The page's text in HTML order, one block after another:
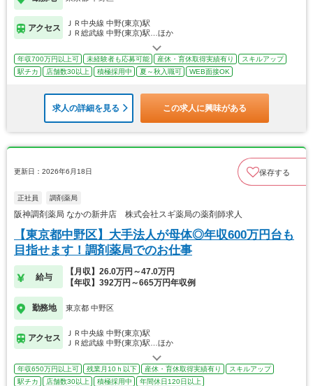
アクセス
ＪＲ中央線 中野(東京)駅
ＪＲ総武線 中野(東京)駅…ほか
年収700万円以上可 未経験者も応募可能 産休・育休取得実績有り
スキルアップ
駅チカ
店舗数30以上 積極採用中 夏～秋入職可 WEB面接OK
求人の詳細を見る この求人に興味がある
更新日：2026年6月18日 保存する
正社員 調剤薬局
阪神調剤薬局 なかの新井店 株式会社スギ薬局の薬剤師求人
【東京都中野区】大手法人が母体◎年収600万円台も
目指せます！調剤薬局でのお仕事
給与
【月収】26.0万円～47.0万円
【年収】392万円～665万円年収例
勤務地 東京都 中野区
アクセス
ＪＲ中央線 中野(東京)駅
ＪＲ総武線 中野(東京)駅…ほか
年収650万円以上可 残業月10ｈ以下 産休・育休取得実績有り
スキルアップ
駅チカ
店舗数30以上 積極採用中 年間休日120日以上